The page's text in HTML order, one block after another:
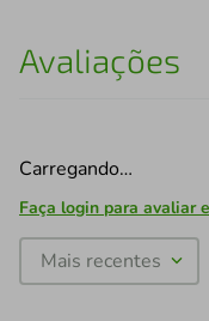
Avaliações
Carregando…
Faça login para avaliar
Mais recentes